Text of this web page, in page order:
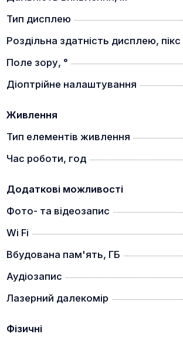
окуляра, що робить його зручнішим
Функція швидкого заряджання –
заряду лише за годину. Не
стримувати вас.
Подвійна батарея
Тип дисплею
Роздільна здатність дисплею, пікс
Поле зору, °
Діоптрійне налаштування
Живлення
Тип елементів живлення
Час роботи, год
Додаткові можливості
Фото- та відеозапис
Wi Fi
Вбудована пам'ять, ГБ
Аудіозапис
Лазерний далекомір
Фізичні